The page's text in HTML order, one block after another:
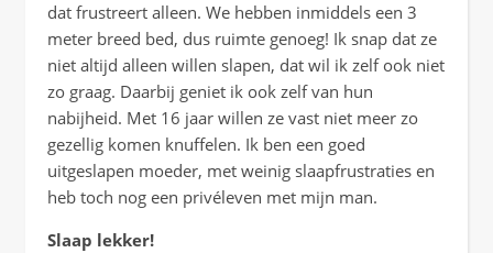
dat frustreert alleen. We hebben inmiddels een 3
meter breed bed, dus ruimte genoeg! Ik snap dat ze
niet altijd alleen willen slapen, dat wil ik zelf ook niet
zo graag. Daarbij geniet ik ook zelf van hun
nabijheid. Met 16 jaar willen ze vast niet meer zo
gezellig komen knuffelen. Ik ben een goed
uitgeslapen moeder, met weinig slaapfrustraties en
heb toch nog een privéleven met mijn man.
Slaap lekker!